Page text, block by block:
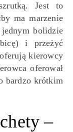
Jest to
ma marzenie
bolidzie
i przeżyć
kierowcy
oferował
bardzo krótkim
–